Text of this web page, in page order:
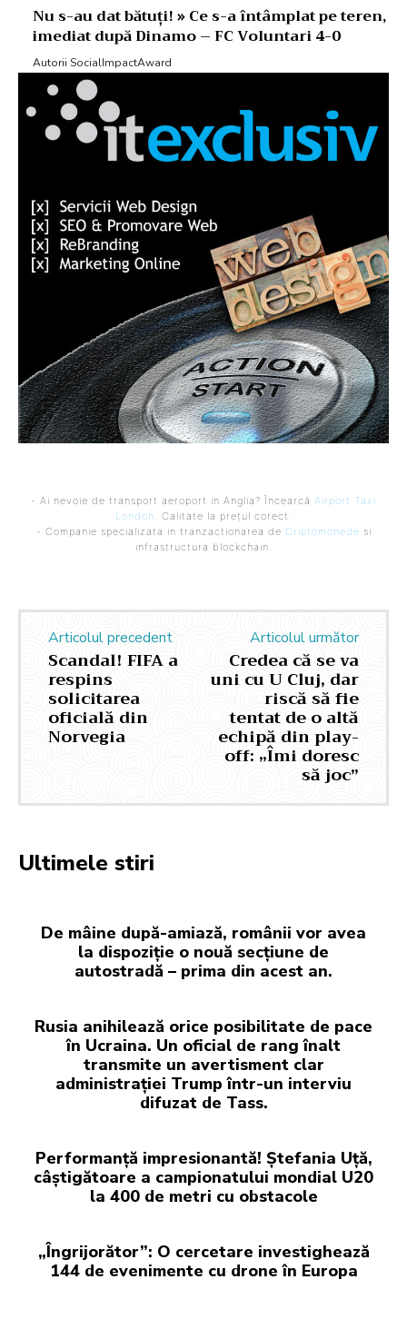
Nu s-au dat bătuți! » Ce s-a întâmplat pe teren,
imediat după Dinamo – FC Voluntari 4-0
Autorii SocialImpactAward
- Ai nevoie de transport aeroport in Anglia? Încearcă Airport Taxi
London . Calitate la prețul corect.
- Companie specializata in tranzactionarea de Criptomonede si
infrastructura blockchain.
Articolul precedent
Scandal! FIFA a
respins
solicitarea
oficială din
Norvegia
Articolul următor
Credea că se va
uni cu U Cluj, dar
riscă să fie
tentat de o altă
echipă din play-
off: „Îmi doresc
să joc”
Ultimele stiri
De mâine după-amiază, românii vor avea
la dispoziție o nouă secțiune de
autostradă – prima din acest an.
Rusia anihilează orice posibilitate de pace
în Ucraina. Un oficial de rang înalt
transmite un avertisment clar
administrației Trump într-un interviu
difuzat de Tass.
Performanță impresionantă! Ștefania Uță,
câștigătoare a campionatului mondial U20
la 400 de metri cu obstacole
„Îngrijorător”: O cercetare investighează
144 de evenimente cu drone în Europa